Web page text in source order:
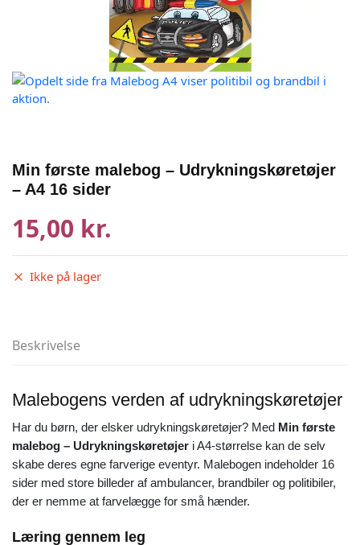
Min første malebog – Udrykningskøretøjer
– A4 16 sider
15,00 kr.
Ikke på lager
Beskrivelse
Malebogens verden af udrykningskøretøjer
Har du børn, der elsker udrykningskøretøjer? Med Min første
malebog – Udrykningskøretøjer i A4-størrelse kan de selv
skabe deres egne farverige eventyr. Malebogen indeholder 16
sider med store billeder af ambulancer, brandbiler og politibiler,
der er nemme at farvelægge for små hænder.
Læring gennem leg